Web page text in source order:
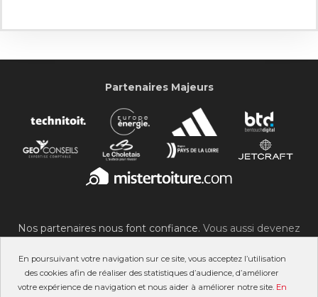
En poursuivant votre navigation sur ce site, vous acceptez l’utilisation
des cookies afin de réaliser des statistiques d’audience, d’améliorer
votre expérience de navigation et nous aider à améliorer notre site. En
Partenaires Majeurs
Nos partenaires nous font confiance. Vous aussi devenez